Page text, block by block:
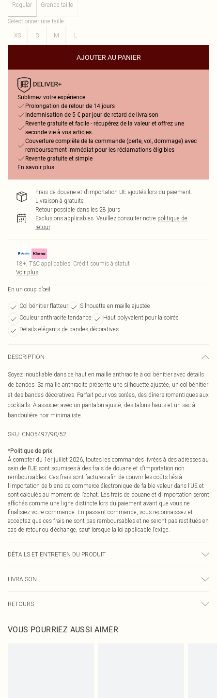
Regular Grande taille
Sélectionner une taille:
XS
S M L
AJOUTER AU PANIER
Sublimez votre expérience
Prolongation de retour de 14 jours
Indemnisation de 5 € par jour de retard de livraison
Revente gratuite et facile - récupérez de la valeur et offrez une
seconde vie à vos articles.
Couverture complète de la commande (perte, vol, dommage) avec
remboursement immédiat pour les réclamations éligibles
Revente gratuite et simple
En savoir plus
Frais de douane et d’importation UE ajoutés lors du paiement.
Livraison à gratuite !
Retour possible dans les 28 jours
Exclusions applicables. Veuillez consulter notre politique de
retour
18+, T&C applicables. Crédit soumis à statut
Voir plus
En un coup d’œil
Col bénitier flatteur
Silhouette en maille ajustée
Couleur anthracite tendance
Haut polyvalent pour la soirée
Détails élégants de bandes décoratives
DESCRIPTION
Soyez inoubliable dans ce haut en maille anthracite à col bénitier avec détails
de bandes. Sa maille anthracite présente une silhouette ajustée, un col bénitier
et des bandes décoratives. Parfait pour vos sorées, des dîners romantiques aux
cocktails. À associer avec un pantalon ajusté, des talons hauts et un sac à
bandoulière noir minimaliste.
SKU: CNO5497/90/52
*Politique de prix
À compter du 1er juillet 2026, toutes les commandes livrées à des adresses au
sein de l’UE sont soumises à des frais de douane et d’importation non
remboursables. Ces frais sont facturés afin de couvrir les coûts liés à
l’importation de biens de commerce électronique de faible valeur dans l’UE et
sont calculés au moment de l’achat. Les frais de douane et d’importation seront
affichés comme une ligne distincte lors du paiement avant que vous ne
finalisiez votre commande. En passant commande, vous reconnaissez et
acceptez que ces frais ne sont pas remboursables et ne seront pas restitués en
cas de retour ou d’échange, sauf lorsque la loi applicable l’exige.
DÉTAILS ET ENTRETIEN DU PRODUIT
déteindre.
LIVRAISON
Livraison express France
Jusqu'à 2-3 jours ouvrables
RETOURS
pour nous retourner un article.
VOUS POURRIEZ AUSSI AIMER